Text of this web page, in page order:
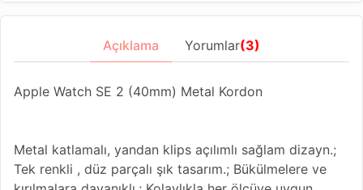
Açıklama Yorumlar(3)
Apple Watch SE 2 (40mm) Metal Kordon
Metal katlamalı, yandan klips açılımlı sağlam dizayn.;
Tek renkli , düz parçalı şık tasarım.; Bükülmelere ve